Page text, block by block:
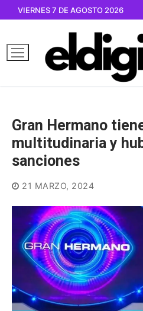
contenido
VIERNES 7 DE AGOSTO 2026
Gran Hermano
multitudinaria y
sanciones
21 MARZO, 2024